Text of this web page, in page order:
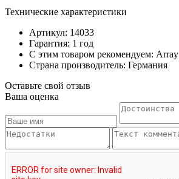
Технические характеристики
Артикул: 14033
Гарантия: 1 год
С этим товаром рекомендуем: Array
Страна производитель: Германия
Оставьте свой отзыв
Ваша оценка